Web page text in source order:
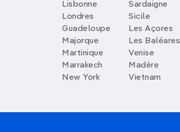
Lisbonne
Londres
Guadeloupe
Majorque
Martinique
Marrakech
New York
Sardaigne
Sicile
Les Açores
Les Baléares
Venise
Madère
Vietnam